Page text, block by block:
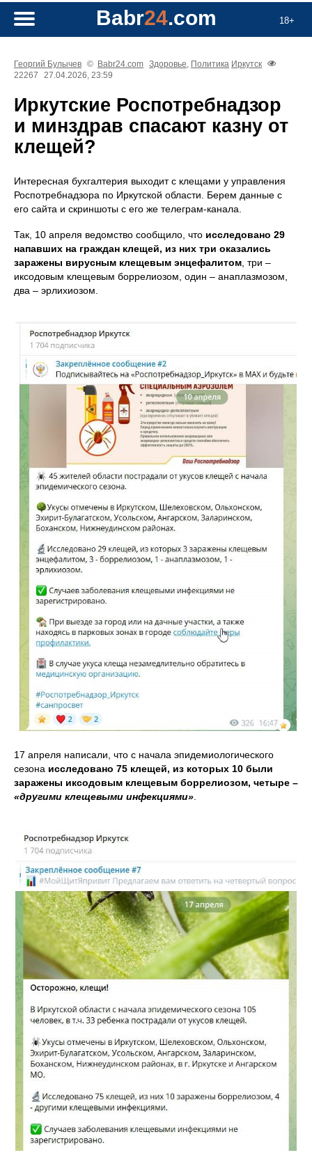
18+
Babr24.com
Георгий Булычев © Babr24.com Здоровье, Политика Иркутск
22267
27.04.2026, 23:59
Иркутские Роспотребнадзор
и минздрав спасают казну от
клещей?
Интересная бухгалтерия выходит с клещами у управления
Роспотребнадзора по Иркутской области. Берем данные с
его сайта и скриншоты с его же телеграм-канала.
Так, 10 апреля ведомство сообщило, что исследовано 29
напавших на граждан клещей, из них три оказались
заражены вирусным клещевым энцефалитом , три –
иксодовым клещевым боррелиозом, один – анаплазмозом,
два – эрлихиозом.
17 апреля написали, что с начала эпидемиологического
сезона исследовано 75 клещей, из которых 10 были
заражены иксодовым клещевым боррелиозом, четыре –
«другими клещевыми инфекциями».